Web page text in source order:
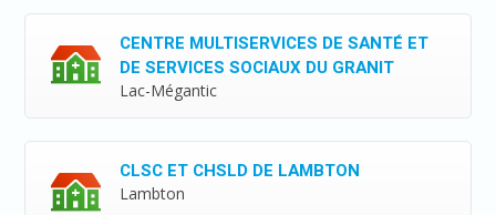
CENTRE MULTISERVICES DE SANTÉ ET
DE SERVICES SOCIAUX DU GRANIT
Lac-Mégantic
CLSC ET CHSLD DE LAMBTON
Lambton